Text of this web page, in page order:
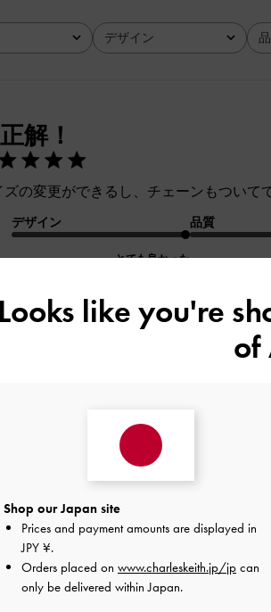
デザイン
全て
解！
ズの変更ができるし、チェーンもついて
デザイン
とても良かった
品質
さんのレビュー
のプレゼントで購入しました。
デザイン
とても良かった
品質
Looks like you're
of
Shop our Japan site
Prices and payment amounts are displayed in
JPY ¥.
Orders placed on www.charleskeith.jp/jp can
only be delivered within Japan.